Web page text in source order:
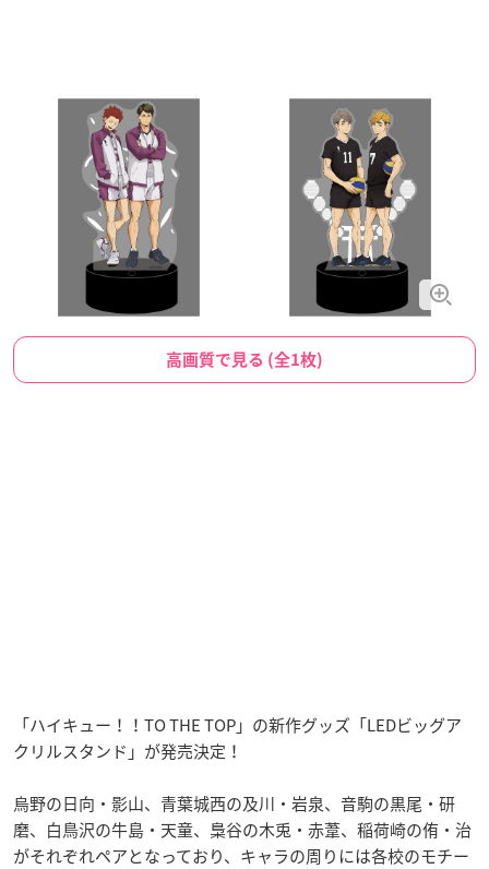
高画質で見る (全1枚)
「ハイキュー！！TO THE TOP」の新作グッズ「LEDビッグア
クリルスタンド」が発売決定！
烏野の日向・影山、青葉城西の及川・岩泉、音駒の黒尾・研
磨、白鳥沢の牛島・天童、梟谷の木兎・赤葦、稲荷崎の侑・治
がそれぞれペアとなっており、キャラの周りには各校のモチー